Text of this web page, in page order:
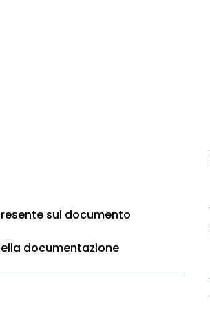
sul documento
documentazione